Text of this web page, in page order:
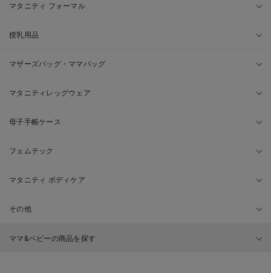
マタニティ フォーマル
授乳用品
マザーズバッグ・ママバッグ
マタニティレッグウェア
母子手帳ケース
フェムテック
マタニティ ボディケア
その他
ママ&ベビーの商品を探す